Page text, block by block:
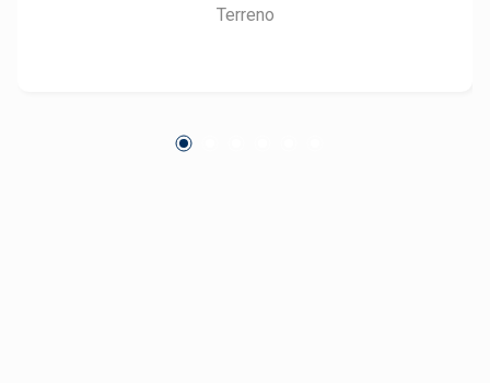
O bairro Nova Piracicaba é uma das áreas mais
turísticos como a Rua do Porto e o Rio
Terreno